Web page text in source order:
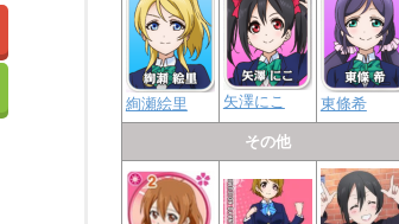
絢瀬絵里 矢澤にこ 東條希
その他